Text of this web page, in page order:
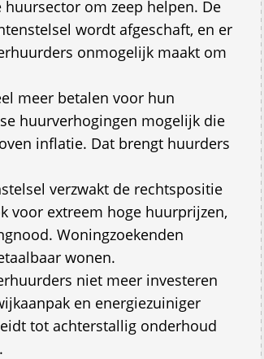
om zeep helpen. De
wordt afgeschaft, en er
onmogelijk maakt om
meer betalen voor hun
huurverhogingen mogelijk die
inflatie. Dat brengt huurders
verzwakt de rechtspositie
voor extreem hoge huurprijzen,
Woningzoekenden
wonen.
niet meer investeren
en energiezuiniger
tot achterstallig onderhoud